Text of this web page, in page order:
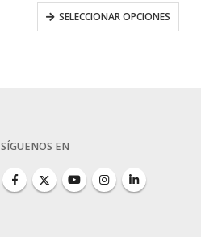
SELECCIONAR OPCIONES
SÍGUENOS EN